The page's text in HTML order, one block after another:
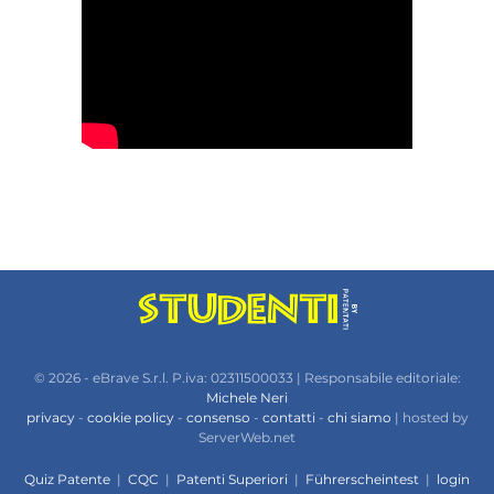
© 2026 - eBrave S.r.l. P.iva: 02311500033 | Responsabile editoriale:
Michele Neri
privacy- cookie policy- consenso - contatti- chi siamo | hosted by
ServerWeb.net
Quiz Patente | CQC | Patenti Superiori | Führerscheintest | login